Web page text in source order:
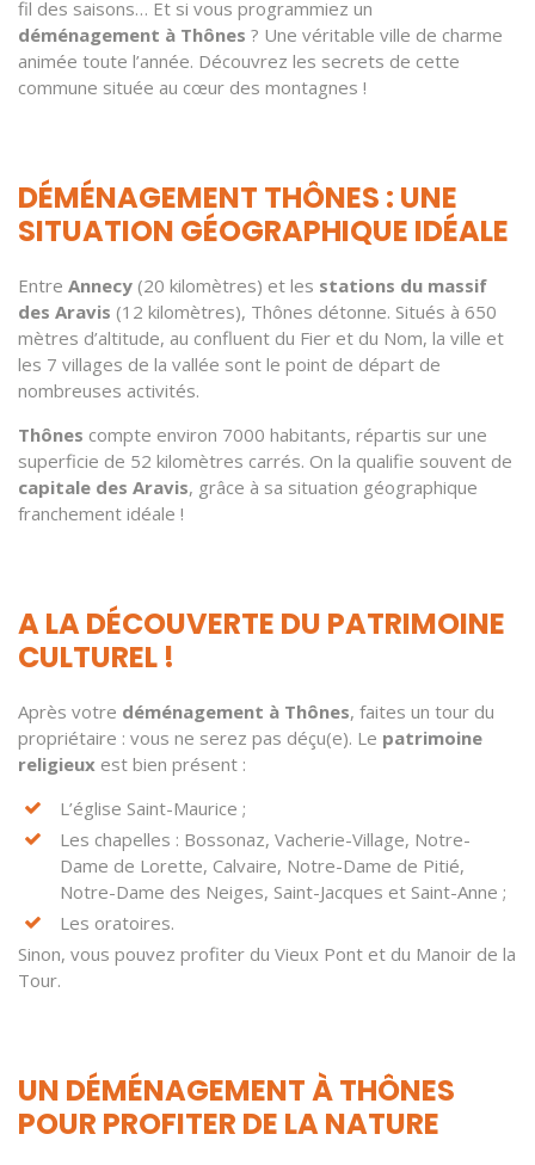
fil des saisons… Et si vous programmiez un
déménagement à Thônes ? Une véritable ville de charme
animée toute l’année. Découvrez les secrets de cette
commune située au cœur des montagnes !
DÉMÉNAGEMENT THÔNES : UNE
SITUATION GÉOGRAPHIQUE IDÉALE
Entre Annecy (20 kilomètres) et les stations du massif
des Aravis (12 kilomètres), Thônes détonne. Situés à 650
mètres d’altitude, au confluent du Fier et du Nom, la ville et
les 7 villages de la vallée sont le point de départ de
nombreuses activités.
Thônes compte environ 7000 habitants, répartis sur une
superficie de 52 kilomètres carrés. On la qualifie souvent de
capitale des Aravis, grâce à sa situation géographique
franchement idéale !
A LA DÉCOUVERTE DU PATRIMOINE
CULTUREL !
Après votre déménagement à Thônes, faites un tour du
propriétaire : vous ne serez pas déçu(e). Le patrimoine
religieux est bien présent :
L’église Saint-Maurice ;
Les chapelles : Bossonaz, Vacherie-Village, Notre-
Dame de Lorette, Calvaire, Notre-Dame de Pitié,
Notre-Dame des Neiges, Saint-Jacques et Saint-Anne ;
Les oratoires.
Sinon, vous pouvez profiter du Vieux Pont et du Manoir de la
Tour.
UN DÉMÉNAGEMENT À THÔNES
POUR PROFITER DE LA NATURE